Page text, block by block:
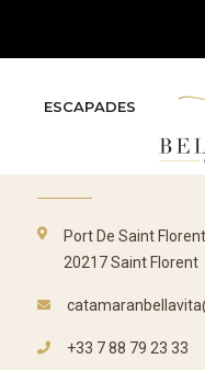
ESCAPADES
Port De Saint
20217 Saint Florent
+33 7 88 79 23 33